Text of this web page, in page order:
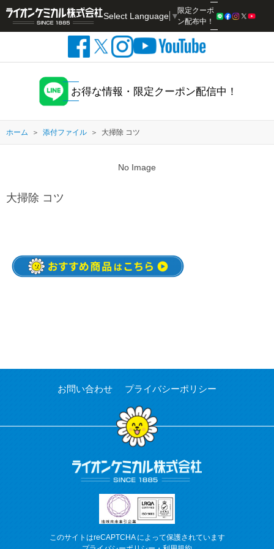
Select Language ▼
限定クーポ
ン配布中！
お得な情報・限定クーポン配信中！
ホーム 添付ファイル 大掃除 コツ
No Image
大掃除 コツ
お問い合わせ プライバシーポリシー
このサイトはreCAPTCHA によって保護されています
検索